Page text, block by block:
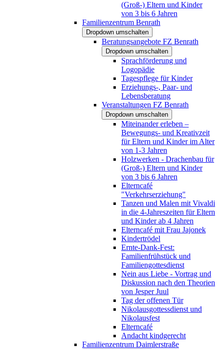
(Groß-) Eltern und Kinder
von 3 bis 6 Jahren
Familienzentrum Benrath
Dropdown umschalten
Beratungsangebote FZ Benrath
Dropdown umschalten
Sprachförderung und
Logopädie
Tagespflege für Kinder
Erziehungs-, Paar- und
Lebensberatung
Veranstaltungen FZ Benrath
Dropdown umschalten
Miteinander erleben –
Bewegungs- und Kreativzeit
für Eltern und Kinder im Alter
von 1-3 Jahren
Holzwerken - Drachenbau für
(Groß-) Eltern und Kinder
von 3 bis 6 Jahren
Elterncafé
"Verkehrserziehung"
Tanzen und Malen mit Vivaldi
in die 4-Jahreszeiten für Eltern
und Kinder ab 4 Jahren
Elterncafé mit Frau Jajonek
Kindertrödel
Ernte-Dank-Fest:
Familienfrühstück und
Familiengottesdienst
Nein aus Liebe - Vortrag und
Diskussion nach den Theorien
von Jesper Juul
Tag der offenen Tür
Nikolausgottessdienst und
Nikolausfest
Elterncafé
Andacht kindgerecht
Familienzentrum Daimlerstraße